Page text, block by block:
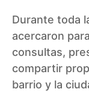
Durante toda
acercaron
consultas,
compartir
barrio y la